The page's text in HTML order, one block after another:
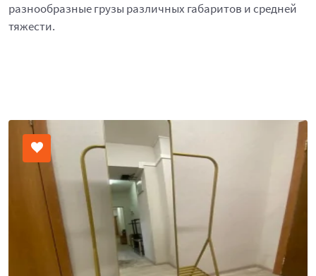
разнообразные грузы различных габаритов и средней
тяжести.